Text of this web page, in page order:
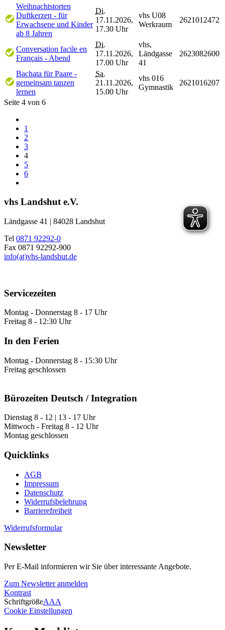
Weihnachtstorten
Duftkerzen - für
Erwachsene und Kinder
ab 8 Jahren
Di.
17.11.2026,
17.30 Uhr
vhs U08
Werkraum
2621012472
Conversation facile en
Français - Abend
Di.
17.11.2026,
17.00 Uhr
vhs,
Ländgasse
41
2623082600
Bachata für Paare -
gemeinsam tanzen
lernen
Sa.
21.11.2026,
15.00 Uhr
vhs 016
Gymnastik
2621016207
Seite 4 von 6
1
2
3
4
5
6
vhs Landshut e.V.
Ländgasse 41 | 84028 Landshut
Tel 0871 92292-0
Fax 0871 92292-900
info(at)vhs-landshut.de
Servicezeiten
Montag - Donnerstag 8 - 17 Uhr
Freitag 8 - 12:30 Uhr
In den Ferien
Montag - Donnerstag 8 - 15:30 Uhr
Freitag geschlossen
Bürozeiten Deutsch / Integration
Dienstag 8 - 12 | 13 - 17 Uhr
Mittwoch - Freitag 8 - 12 Uhr
Montag geschlossen
Quicklinks
AGB
Impressum
Datenschutz
Widerrufsbelehrung
Barrierefreiheit
Widerrufsformular
Newsletter
Per E-Mail informieren wir Sie über interessante Angebote.
Zum Newsletter anmelden
Kontrast
SchriftgrößeAAA
Cookie Einstellungen